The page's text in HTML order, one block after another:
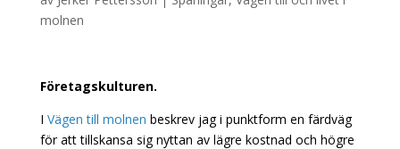
molnen
Företagskulturen.
I Vägen till molnen beskrev jag i punktform en färdväg
för att tillskansa sig nyttan av lägre kostnad och högre